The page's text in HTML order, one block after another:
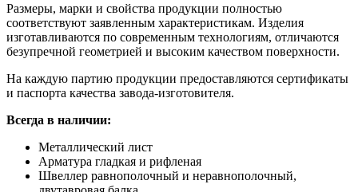
Размеры, марки и свойства продукции полностью
соответствуют заявленным характеристикам. Изделия
изготавливаются по современным технологиям, отличаются
безупречной геометрией и высоким качеством поверхности.
На каждую партию продукции предоставляются сертификаты
и паспорта качества завода-изготовителя.
Всегда в наличии:
Металлический лист
Арматура гладкая и рифленая
Швеллер равнополочный и неравнополочный,